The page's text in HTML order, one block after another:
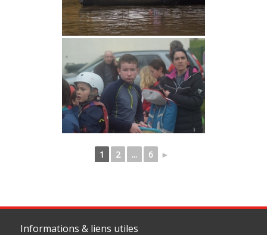
1 2 ... 6 ►
Informations & liens utiles